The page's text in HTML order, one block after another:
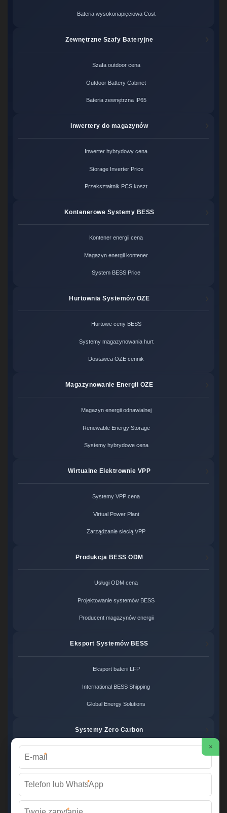
Bateria wysokonapięciowa Cost
Zewnętrzne Szafy Bateryjne
Szafa outdoor cena
Outdoor Battery Cabinet
Bateria zewnętrzna IP65
Inwertery do magazynów
Inwerter hybrydowy cena
Storage Inverter Price
Przekształtnik PCS koszt
Kontenerowe Systemy BESS
Kontener energii cena
Magazyn energii kontener
System BESS Price
Hurtownia Systemów OZE
Hurtowe ceny BESS
Systemy magazynowania hurt
Dostawca OZE cennik
Magazynowanie Energii OZE
Magazyn energii odnawialnej
Renewable Energy Storage
Systemy hybrydowe cena
Wirtualne Elektrownie VPP
Systemy VPP cena
Virtual Power Plant
Zarządzanie siecią VPP
Produkcja BESS ODM
Usługi ODM cena
Projektowanie systemów BESS
Producent magazynów energii
Eksport Systemów BESS
Eksport baterii LFP
International BESS Shipping
Global Energy Solutions
Systemy Zero Carbon
Zero Carbon Energy
Ekologiczne rozwiązania OZE
×
*
*
*